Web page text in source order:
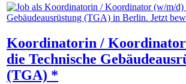
Koordinatorin /
die Technische
(TGA) *